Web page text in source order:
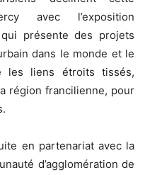
avec l’exposition
présente des projets
dans le monde et le
les liens étroits tissés,
région francilienne, pour
en partenariat avec la
d’agglomération de